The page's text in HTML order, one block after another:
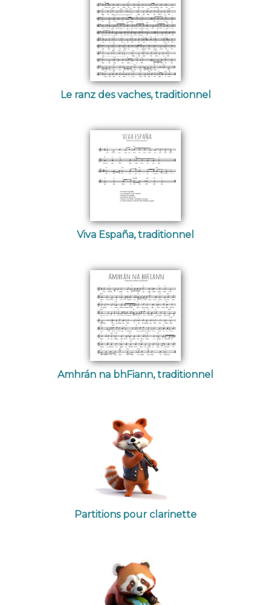
Le ranz des vaches, traditionnel
Viva España, traditionnel
Amhrán na bhFiann, traditionnel
Partitions pour clarinette